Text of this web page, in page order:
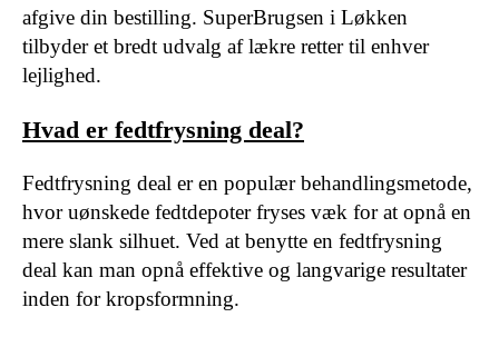
afgive din bestilling. SuperBrugsen i Løkken
tilbyder et bredt udvalg af lækre retter til enhver
lejlighed.
Hvad er fedtfrysning deal?
Fedtfrysning deal er en populær behandlingsmetode,
hvor uønskede fedtdepoter fryses væk for at opnå en
mere slank silhuet. Ved at benytte en fedtfrysning
deal kan man opnå effektive og langvarige resultater
inden for kropsformning.